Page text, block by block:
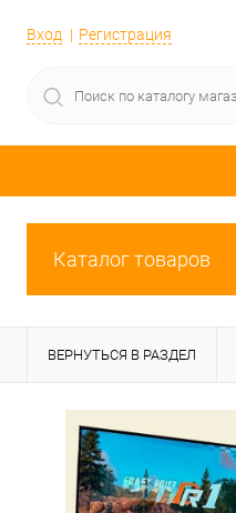
Вход Регистрация
Каталог товаров
ВЕРНУТЬСЯ В РАЗДЕЛ